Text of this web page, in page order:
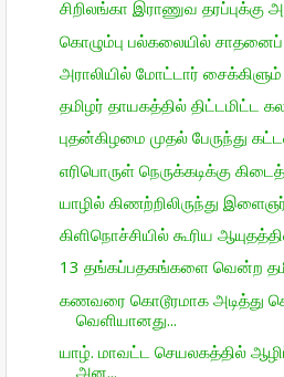
சிறிலங்கா இராணுவ தரப்புக்கு
கொழும்பு பல்கலையில்
அராலியில் மோட்டார்
தமிழர் தாயகத்தில் திட்டமிட்ட
புதன்கிழமை முதல் பேருந்து
எரிபொருள் நெருக்கடிக்கு
யாழில் கிணற்றிலிருந்து
கிளிநொச்சியில் கூரிய
13 தங்கப்பதகங்களை வென்ற
கணவரை கொடூரமாக அடித்து
வெளியானது...
யாழ். மாவட்ட செயலகத்தில்
அன...